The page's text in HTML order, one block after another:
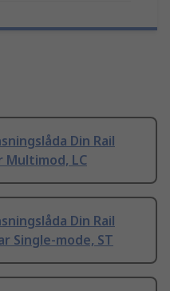
Din Rail
Multimod, LC
Din Rail
Single-mode, ST